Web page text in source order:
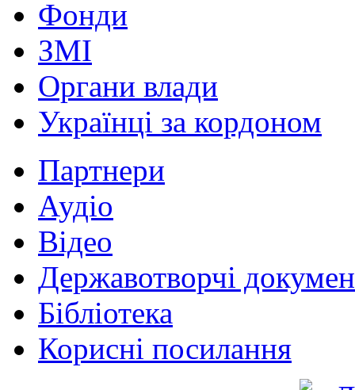
Фонди
ЗМІ
Органи влади
Українці за кордоном
Партнери
Аудіо
Відео
Державотворчі
Бібліотека
Корисні посилання